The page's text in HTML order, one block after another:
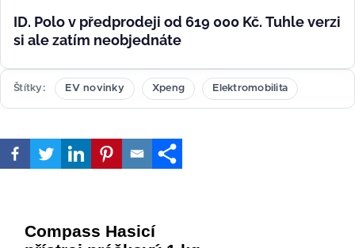
ID. Polo v předprodeji od 619 000 Kč. Tuhle verzi
si ale zatím neobjednáte
Štítky EV novinky Xpeng Elektromobilita